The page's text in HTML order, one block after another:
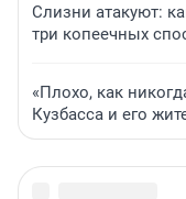
Слизни атакуют:
три копеечных
«Плохо, как
Кузбасса и его